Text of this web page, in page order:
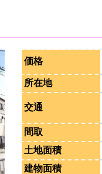
価格
所在地
交通
間取
土地面積
建物面積